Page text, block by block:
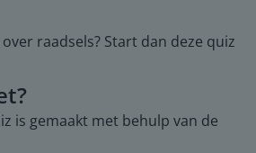
raadsels? Start dan deze quiz
is gemaakt met behulp van de